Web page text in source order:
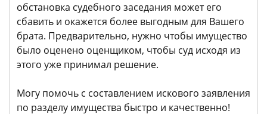
обстановка судебного заседания может его
сбавить и окажется более выгодным для Вашего
брата. Предварительно, нужно чтобы имущество
было оценено оценщиком, чтобы суд исходя из
этого уже принимал решение.
Могу помочь с составлением искового заявления
по разделу имущества быстро и качественно!